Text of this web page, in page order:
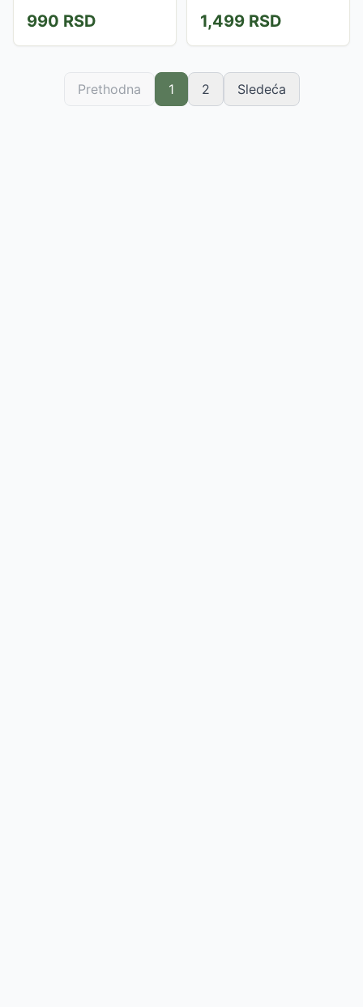
čelika koji obezbeđuje dug
obložene i...
990 RSD
ergonomski dizajnirana
kvalitetna klešta. Metalni deo
klešta je toplotno tretiran i...
1,499 RSD
Prethodna 1 2 Sledeća